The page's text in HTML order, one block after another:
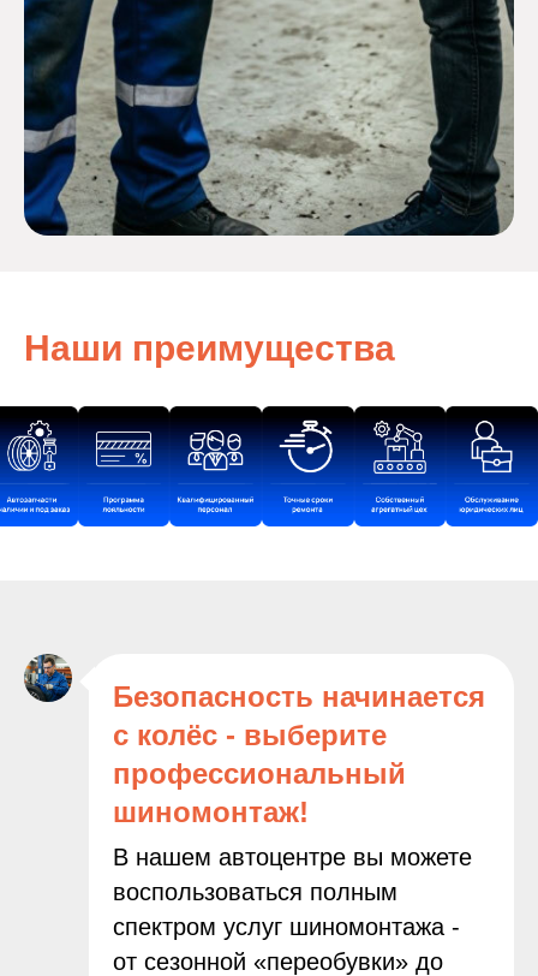
Наши преимущества
Безопасность начинается
с колёс - выберите
профессиональный
шиномонтаж!
В нашем автоцентре вы можете
воспользоваться полным
спектром услуг шиномонтажа -
от сезонной «переобувки» до